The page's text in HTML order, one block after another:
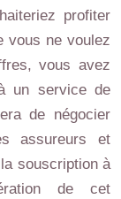
profiter
vous ne voulez
vous avez
un service de
de négocier
assureurs et
souscription à
de cet